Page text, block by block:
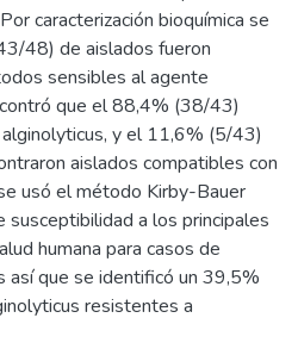
caracterización bioquímica se
48) de aislados fueron
sensibles al agente
que el 88,4% (38/43)
y el 11,6% (5/43)
aislados compatibles con
usó el método Kirby-Bauer
a los principales
humana para casos de
así que se identificó un 39,5%
resistentes a